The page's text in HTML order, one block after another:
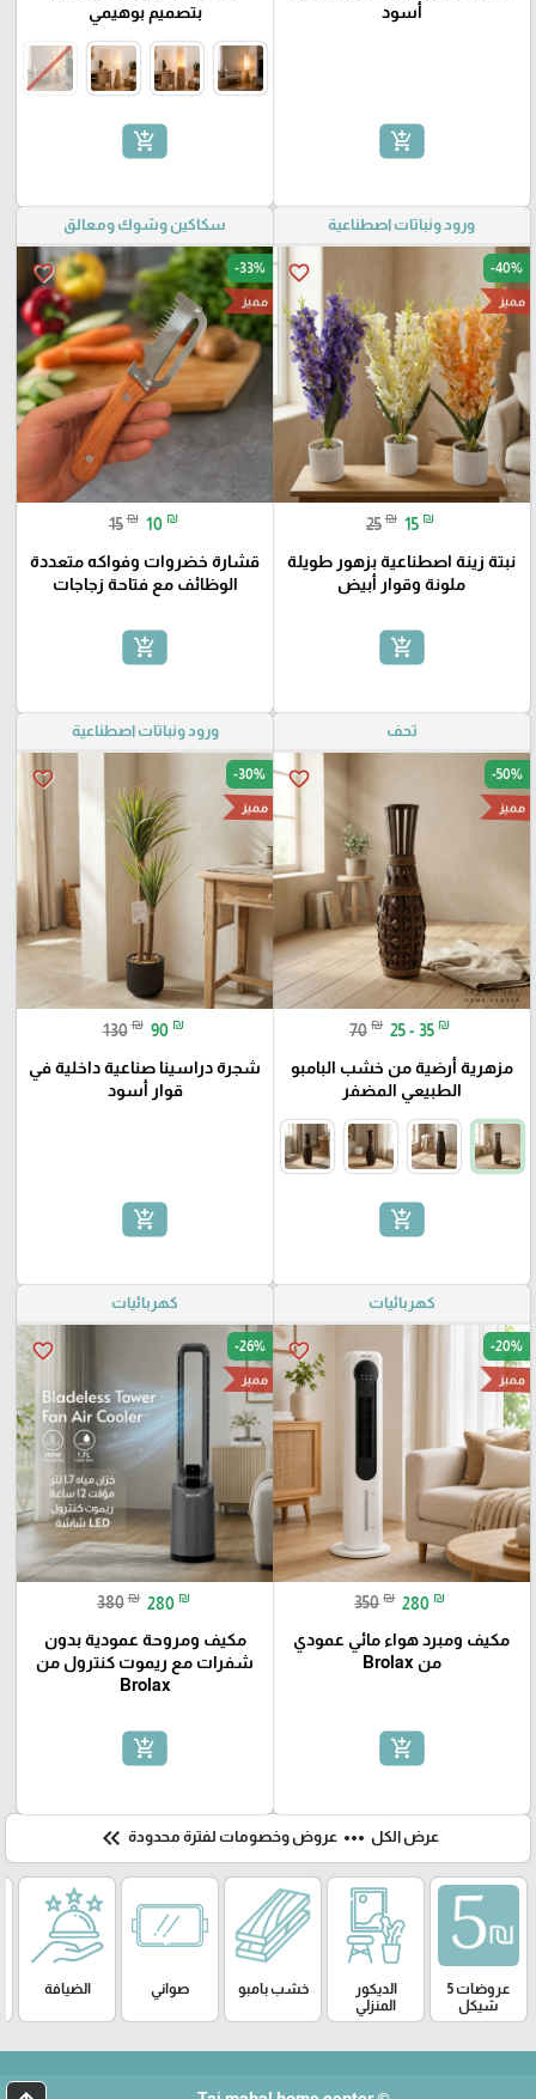
أسود
add_shopping_cart
بتصميم بوهيمي
add_shopping_cart
ورود ونباتات اصطناعية
favorite_border -40%
مميز
25 ₪ 15 ₪
نبتة زينة اصطناعية بزهور طويلة
ملونة وقوار أبيض
add_shopping_cart
سكاكين وشوك ومعالق
favorite_border -33%
مميز
15 ₪ 10 ₪
قشارة خضروات وفواكه متعددة
الوظائف مع فتاحة زجاجات
add_shopping_cart
تحف
favorite_border -50%
مميز
70 ₪ 25 - 35 ₪
مزهرية أرضية من خشب البامبو
الطبيعي المضفر
add_shopping_cart
ورود ونباتات اصطناعية
favorite_border -30%
مميز
130 ₪ 90 ₪
شجرة دراسينا صناعية داخلية في
قوار أسود
add_shopping_cart
كهربائيات
favorite_border -20%
مميز
350 ₪ 280 ₪
مكيف ومبرد هواء مائي عمودي
من Brolax
add_shopping_cart
كهربائيات
favorite_border -26%
مميز
380 ₪ 280 ₪
مكيف ومروحة عمودية بدون
شفرات مع ريموت كنترول من
Brolax
add_shopping_cart
عرض الكل more_horiz عروض وخصومات لفترة محدودة keyboard_double_arrow_left
عروضات 5
شيكل
الديكور
المنزلي
خشب بامبو صواني الضيافة